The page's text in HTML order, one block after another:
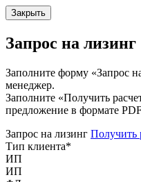
Закрыть
Запрос на лизинг
Заполните форму «Запрос
менеджер.
Заполните «Получить
предложение в формате
Запрос на лизинг Получить
Тип клиента*
ИП
ИП